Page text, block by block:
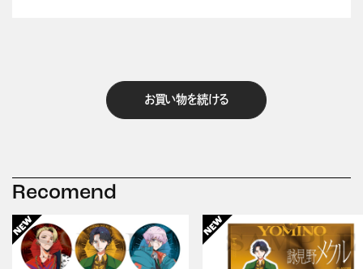
お買い物を続ける
Recomend